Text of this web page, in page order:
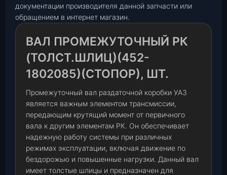
документации производителя данной запчасти или
обращением в интернет магазин.
ВАЛ ПРОМЕЖУТОЧНЫЙ РК
(ТОЛСТ.ШЛИЦ)(452-
1802085)(СТОПОР), ШТ.
Промежуточный вал раздаточной коробки УАЗ
является важным элементом трансмиссии,
передающим крутящий момент от первичного
вала к другим элементам РК. Он обеспечивает
надежную работу системы при различных
режимах эксплуатации, включая движение по
бездорожью и повышенные нагрузки. Данный вал
имеет толстые шлицы и предназначен для